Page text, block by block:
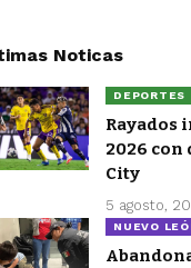
Noticas
DEPORTES
Rayados
2026
City
5 agosto,
NUEVO